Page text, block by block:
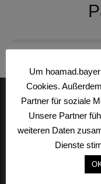
fraundorfer.tv| media
hoamad.bayern| News
|
Um
Cookies.
Partner für soziale
Unsere Partner
weiteren Daten
Dienste